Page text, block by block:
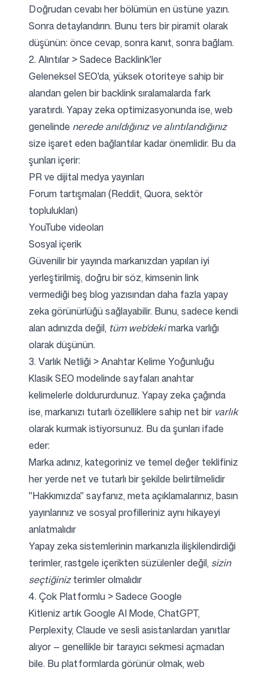
Doğrudan cevabı her bölümün en üstüne yazın.
Sonra detaylandırın. Bunu ters bir piramit olarak
düşünün: önce cevap, sonra kanıt, sonra bağlam.
2. Alıntılar > Sadece Backlink'ler
Geleneksel SEO'da, yüksek otoriteye sahip bir
alandan gelen bir backlink sıralamalarda fark
yaratırdı. Yapay zeka optimizasyonunda ise, web
genelinde nerede anıldığınız ve alıntılandığınız
size işaret eden bağlantılar kadar önemlidir. Bu da
şunları içerir:
PR ve dijital medya yayınları
Forum tartışmaları (Reddit, Quora, sektör
toplulukları)
YouTube videoları
Sosyal içerik
Güvenilir bir yayında markanızdan yapılan iyi
yerleştirilmiş, doğru bir söz, kimsenin link
vermediği beş blog yazısından daha fazla yapay
zeka görünürlüğü sağlayabilir. Bunu, sadece kendi
alan adınızda değil, tüm web'dekimarka varlığı
olarak düşünün.
3. Varlık Netliği > Anahtar Kelime Yoğunluğu
Klasik SEO modelinde sayfaları anahtar
kelimelerle doldururdunuz. Yapay zeka çağında
ise, markanızı tutarlı özelliklere sahip net bir varlık
olarak kurmak istiyorsunuz. Bu da şunları ifade
eder:
Marka adınız, kategoriniz ve temel değer teklifiniz
her yerde net ve tutarlı bir şekilde belirtilmelidir
"Hakkımızda" sayfanız, meta açıklamalarınız, basın
yayınlarınız ve sosyal profilleriniz aynı hikayeyi
anlatmalıdır
Yapay zeka sistemlerinin markanızla ilişkilendirdiği
terimler, rastgele içerikten süzülenler değil, sizin
seçtiğinizterimler olmalıdır
4. Çok Platformlu > Sadece Google
Kitleniz artık Google AI Mode, ChatGPT,
Perplexity, Claude ve sesli asistanlardan yanıtlar
alıyor — genellikle bir tarayıcı sekmesi açmadan
bile. Bu platformlarda görünür olmak, web